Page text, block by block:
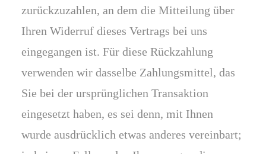
zurückzuzahlen, an dem die Mitteilung über
Ihren Widerruf dieses Vertrags bei uns
eingegangen ist. Für diese Rückzahlung
verwenden wir dasselbe Zahlungsmittel, das
Sie bei der ursprünglichen Transaktion
eingesetzt haben, es sei denn, mit Ihnen
wurde ausdrücklich etwas anderes vereinbart;